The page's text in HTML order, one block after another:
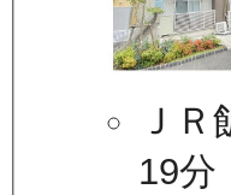
Ｊ
19分